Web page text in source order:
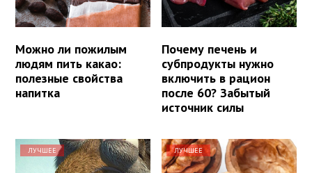
Можно ли пожилым
людям пить какао:
полезные свойства
напитка
Почему печень и
субпродукты нужно
включить в рацион
после 60? Забытый
источник силы
ЛУЧШЕЕ ЛУЧШЕЕ